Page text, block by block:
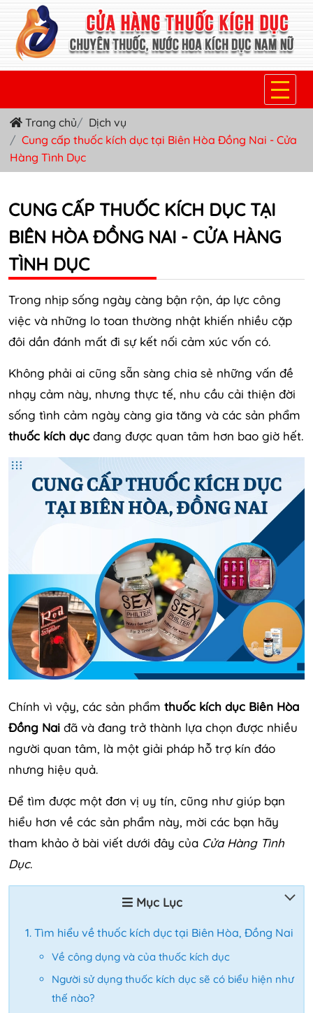
TRANG CHỦ
THUỐC KÍCH DỤC NỮ
THUỐC VIÊN KÍCH DỤC NAM
SẢN PHẨM KHÁC
Trang chủ
Dịch vụ
Cung cấp thuốc kích dục tại Biên Hòa Đồng Nai - Cửa
Hàng Tình Dục
CUNG CẤP THUỐC KÍCH DỤC TẠI
BIÊN HÒA ĐỒNG NAI - CỬA HÀNG
TÌNH DỤC
Trong nhịp sống ngày càng bận rộn, áp lực công
việc và những lo toan thường nhật khiến nhiều cặp
đôi dần đánh mất đi sự kết nối cảm xúc vốn có.
Không phải ai cũng sẵn sàng chia sẻ những vấn đề
nhạy cảm này, nhưng thực tế, nhu cầu cải thiện đời
sống tình cảm ngày càng gia tăng và các sản phẩm
thuốc kích dục đang được quan tâm hơn bao giờ hết.
Chính vì vậy, các sản phẩm thuốc kích dục Biên Hòa
Đồng Nai đã và đang trở thành lựa chọn được nhiều
người quan tâm, là một giải pháp hỗ trợ kín đáo
nhưng hiệu quả.
Để tìm được một đơn vị uy tín, cũng như giúp bạn
hiểu hơn về các sản phẩm này, mời các bạn hãy
tham khảo ở bài viết dưới đây của Cửa Hàng Tình
Dục.
Mục Lục
Tìm hiểu về thuốc kích dục tại Biên Hòa, Đồng Nai
Về công dụng và của thuốc kích dục
Người sử dụng thuốc kích dục sẽ có biểu hiện như
thế nào?